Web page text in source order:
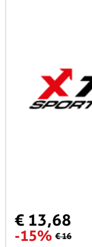
€ 13,68
-15% € 16